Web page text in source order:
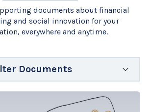
documents about financial
and social innovation for your
everywhere and anytime.
Documents